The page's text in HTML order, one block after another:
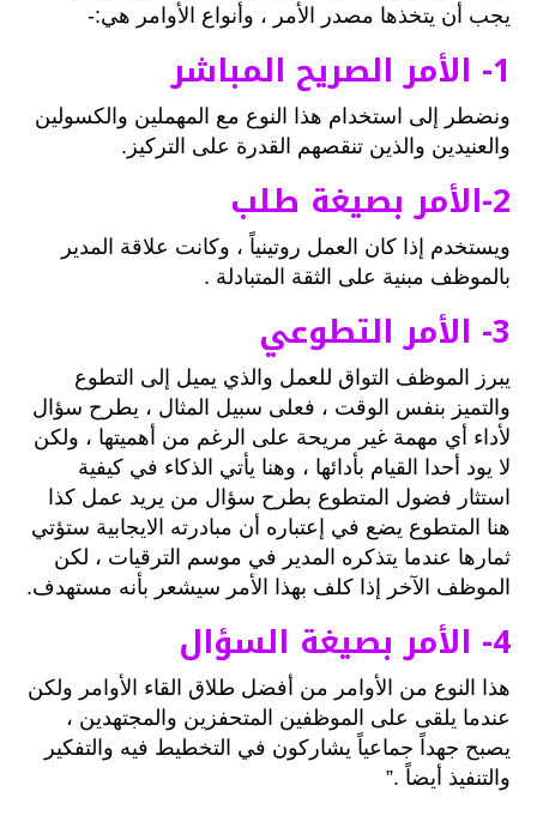
يجب أن يتخذها مصدر الأمر ، وأنواع الأوامر هي:-
1- الأمر الصريح المباشر
ونضطر إلى استخدام هذا النوع مع المهملين والكسولين
والعنيدين والذين تنقصهم القدرة على التركيز.
2-الأمر بصيغة طلب
ويستخدم إذا كان العمل روتينياً ، وكانت علاقة المدير
بالموظف مبنية على الثقة المتبادلة .
3- الأمر التطوعي
يبرز الموظف التواق للعمل والذي يميل إلى التطوع
والتميز بنفس الوقت ، فعلى سبيل المثال ، يطرح سؤال
لأداء أي مهمة غير مريحة على الرغم من أهميتها ، ولكن
لا يود أحدا القيام بأدائها ، وهنا يأتي الذكاء في كيفية
استثار فضول المتطوع بطرح سؤال من يريد عمل كذا
هنا المتطوع يضع في إعتباره أن مبادرته الايجابية ستؤتي
ثمارها عندما يتذكره المدير في موسم الترقيات ، لكن
الموظف الآخر إذا كلف بهذا الأمر سيشعر بأنه مستهدف.
4- الأمر بصيغة السؤال
هذا النوع من الأوامر من أفضل طلاق القاء الأوامر ولكن
عندما يلقى على الموظفين المتحفزين والمجتهدين ،
يصبح جهداً جماعياً يشاركون في التخطيط فيه والتفكير
والتنفيذ أيضاً .”